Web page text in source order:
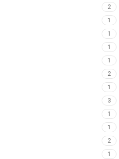
2
1
1
1
1
2
1
3
1
1
2
1